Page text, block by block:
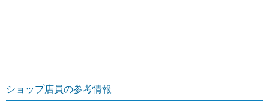
ショップ店員の参考情報